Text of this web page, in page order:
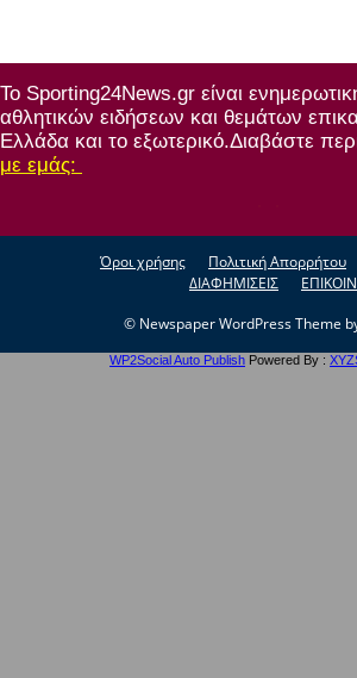
Το Sporting24News.gr είναι
αθλητικών ειδήσεων και θεμάτων
Ελλάδα και το εξωτερικό.Διαβάστε
με εμάς:
Όροι χρήσης Πολιτική Απορρήτου
ΔΙΑΦΗΜΙΣΕΙΣ
© Newspaper WordPress Theme
WP2Social Auto Publish Powered By :